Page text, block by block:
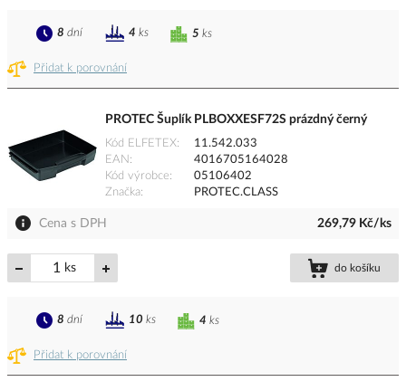
Přidat k porovnání
5 ks
8 dní 4 ks
PROTEC Šuplík PLBOXXESF72S prázdný černý
Kód ELFETEX
11.542.033
EAN
4016705164028
Kód výrobce
05106402
Značka
PROTEC.CLASS
Cena s DPH 269,79 Kč/ks
ks do košíku
Přidat k porovnání
4 ks
8 dní 10 ks